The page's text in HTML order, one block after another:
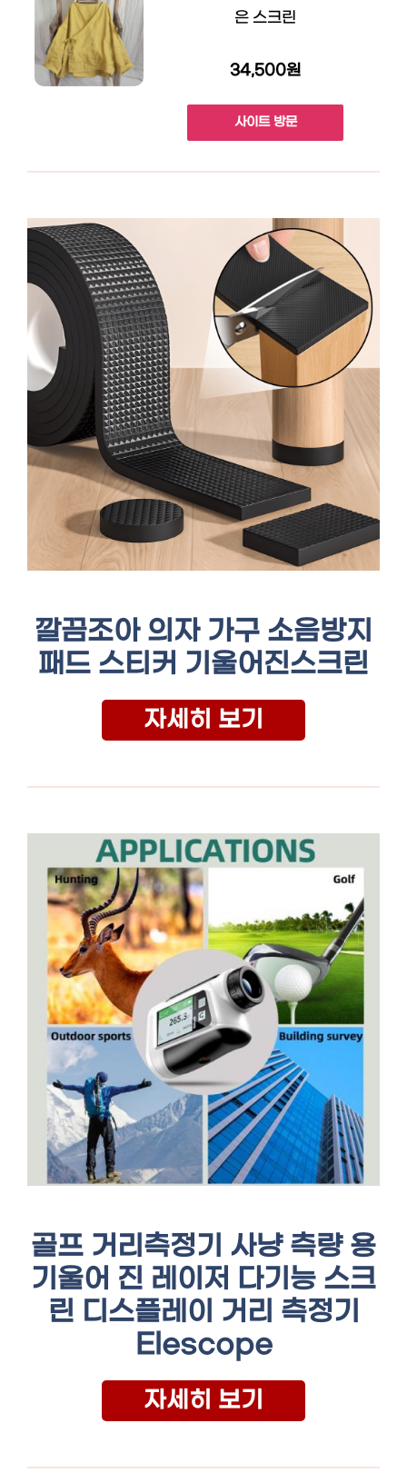
은 스크린
34,500원
사이트 방문
깔끔조아 의자 가구 소음방지
패드 스티커 기울어진스크린
자세히 보기
골프 거리측정기 사냥 측량 용
기울어 진 레이저 다기능 스크
린 디스플레이 거리 측정기
Elescope
자세히 보기